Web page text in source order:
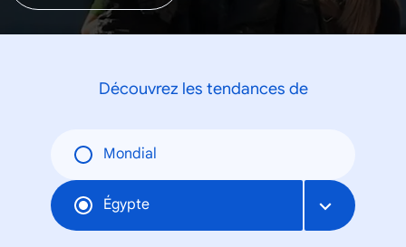
Découvrez les tendances de
Mondial
Égypte